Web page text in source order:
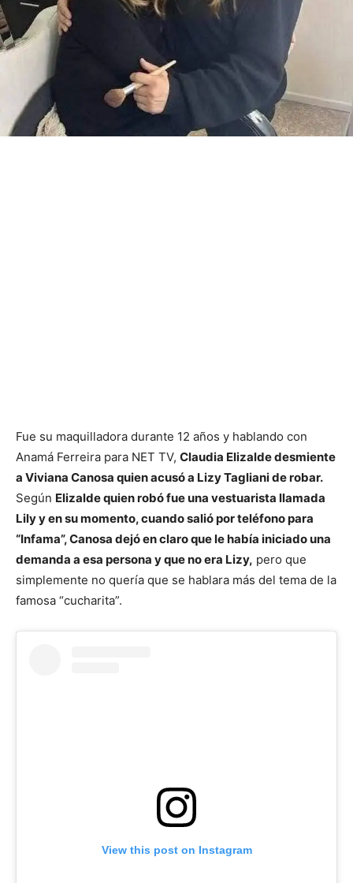
Fue su maquilladora durante 12 años y hablando con
Anamá Ferreira para NET TV, Claudia Elizalde desmiente
a Viviana Canosa quien acusó a Lizy Tagliani de robar.
Según Elizalde quien robó fue una vestuarista llamada
Lily y en su momento, cuando salió por teléfono para
“Infama”, Canosa dejó en claro que le había iniciado una
demanda a esa persona y que no era Lizy, pero que
simplemente no quería que se hablara más del tema de la
famosa “cucharita”.
View this post on Instagram